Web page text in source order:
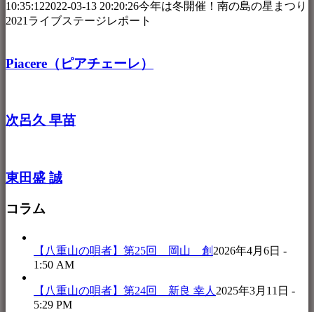
10:35:122022-03-13 20:20:26今年は冬開催！南の島の星まつり
2021ライブステージレポート
Piacere（ピアチェーレ）
次呂久 早苗
東田盛 誠
コラム
【八重山の唄者】第25回 岡山 創 2026年4月6日 -
1:50 AM
【八重山の唄者】第24回 新良 幸人 2025年3月11日 -
5:29 PM